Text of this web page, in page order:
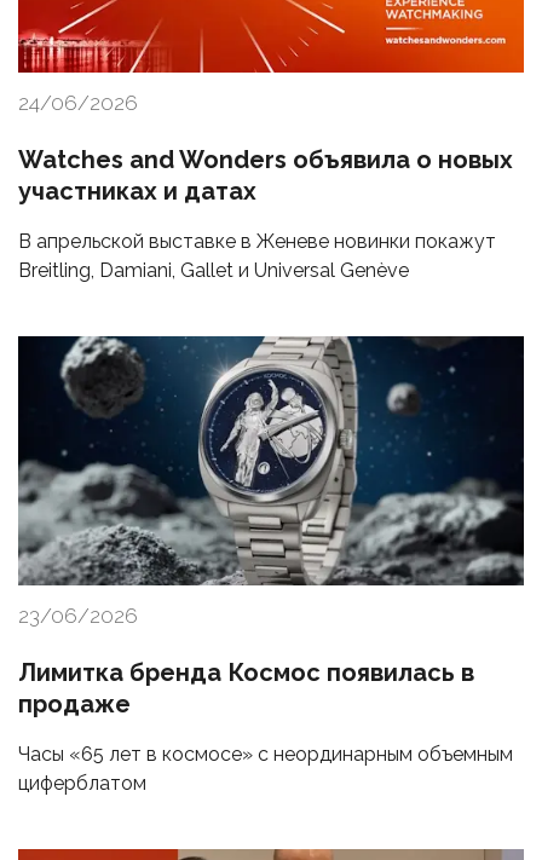
24/06/2026
Watches and Wonders объявила о новых
участниках и датах
В апрельской выставке в Женеве новинки покажут
Breitling, Damiani, Gallet и Universal Genève
23/06/2026
Лимитка бренда Космос появилась в
продаже
Часы «65 лет в космосе» с неординарным объемным
циферблатом